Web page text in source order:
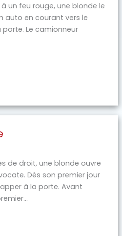
un feu rouge, une blonde le
auto en courant vers le
Le camionneur
de droit, une blonde ouvre
Dès son premier jour
à la porte. Avant